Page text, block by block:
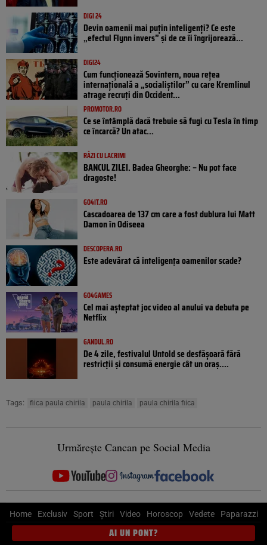
DIGI 24
Devin oamenii mai puțin inteligenți? Ce este
„efectul Flynn invers” și de ce îi îngrijorează...
DIGI24
Cum funcționează Sovintern, noua rețea
internațională a „socialiștilor” cu care Kremlinul
atrage recruți din Occident...
PROMOTOR.RO
Ce se întâmplă dacă trebuie să fugi cu Tesla în timp
ce încarcă? Un atac...
RÂZI CU LACRIMI
BANCUL ZILEI. Badea Gheorghe: – Nu pot face
dragoste!
GO4IT.RO
Cascadoarea de 137 cm care a fost dublura lui Matt
Damon în Odiseea
DESCOPERA.RO
Este adevărat că inteligența oamenilor scade?
GO4GAMES
Cel mai așteptat joc video al anului va debuta pe
Netflix
GANDUL.RO
De 4 zile, festivalul Untold se desfășoară fără
restricții și consumă energie cât un oraș....
Tags: fiica paula chirila paula chirila paula chirila fiica
Urmărește Cancan pe Social Media
Home Exclusiv Sport Știri Video Horoscop Vedete Paparazzi
AI UN PONT?